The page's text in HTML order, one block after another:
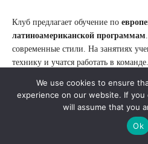
Клуб предлагает обучение по
латиноамериканской программам
современные стили. На занятиях
технику и учатся работать в команде.
В Diamond Dance царит атмосфера
, где каждый воспитанник
частью коллектива, найти друзей и
достижений. В студии знают, как
We use cookies to ensure
experience on our website. If
will assume that you
Ok